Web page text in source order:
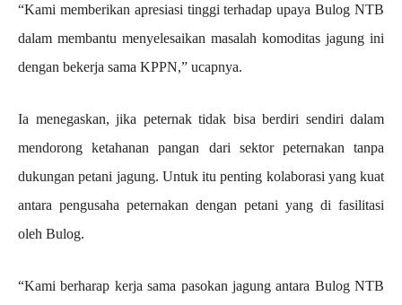
“Kami memberikan apresiasi tinggi terhadap upaya Bulog NTB
dalam membantu menyelesaikan masalah komoditas jagung ini
dengan bekerja sama KPPN,” ucapnya.
Ia menegaskan, jika peternak tidak bisa berdiri sendiri dalam
mendorong ketahanan pangan dari sektor peternakan tanpa
dukungan petani jagung. Untuk itu penting kolaborasi yang kuat
antara pengusaha peternakan dengan petani yang di fasilitasi
oleh Bulog.
“Kami berharap kerja sama pasokan jagung antara Bulog NTB